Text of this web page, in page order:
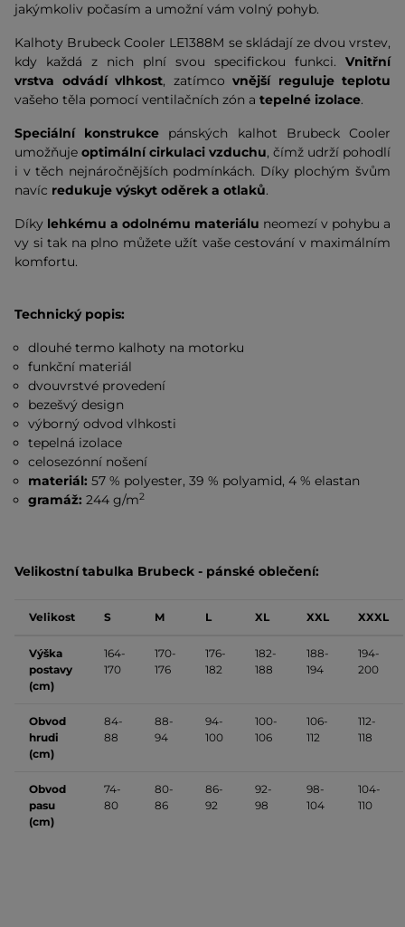
jakýmkoliv počasím a umožní vám volný pohyb.
Kalhoty Brubeck Cooler LE1388M se skládají ze dvou vrstev,
kdy každá z nich plní svou specifickou funkci. Vnitřní
vrstva odvádí vlhkost, zatímco vnější reguluje teplotu
vašeho těla pomocí ventilačních zón a tepelné izolace.
Speciální konstrukce pánských kalhot Brubeck Cooler
umožňuje optimální cirkulaci vzduchu, čímž udrží pohodlí
i v těch nejnáročnějších podmínkách. Díky plochým švům
navíc redukuje výskyt oděrek a otlaků.
Díky lehkému a odolnému materiálu neomezí v pohybu a
vy si tak na plno můžete užít vaše cestování v maximálním
komfortu.
Technický popis:
dlouhé termo kalhoty na motorku
funkční materiál
dvouvrstvé provedení
bezešvý design
výborný odvod vlhkosti
tepelná izolace
celosezónní nošení
materiál: 57 % polyester, 39 % polyamid, 4 % elastan
gramáž: 244 g/m2
Velikostní tabulka Brubeck - pánské oblečení:
Velikost S M L XL XXL XXXL
Výška
postavy
(cm)
164-
170
170-
176
176-
182
182-
188
188-
194
194-
200
Obvod
hrudi
(cm)
84-
88
88-
94
94-
100
100-
106
106-
112
112-
118
Obvod
pasu
(cm)
74-
80
80-
86
86-
92
92-
98
98-
104
104-
110